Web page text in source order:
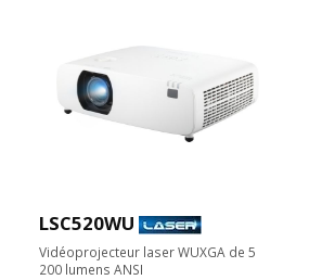
LSC520WU
Vidéoprojecteur laser WUXGA de 5
200 lumens ANSI